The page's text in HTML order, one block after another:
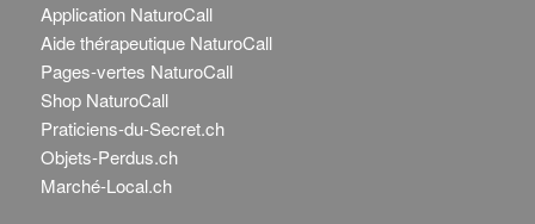
Application NaturoCall
Aide thérapeutique NaturoCall
Pages-vertes NaturoCall
Shop NaturoCall
Praticiens-du-Secret.ch
Objets-Perdus.ch
Marché-Local.ch